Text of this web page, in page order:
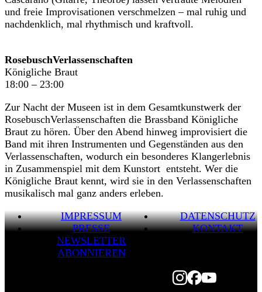
und freie Improvisationen verschmelzen – mal ruhig und
nachdenklich, mal rhythmisch und kraftvoll.
RosebuschVerlassenschaften
Königliche Braut
18:00 – 23:00
Zur Nacht der Museen ist in dem Gesamtkunstwerk der
RosebuschVerlassenschaften die Brassband Königliche
Braut zu hören. Über den Abend hinweg improvisiert die
Band mit ihren Instrumenten und Gegenständen aus den
Verlassenschaften, wodurch ein besonderes Klangerlebnis
in Zusammenspiel mit dem Kunstort entsteht. Wer die
Königliche Braut kennt, wird sie in den Verlassenschaften
musikalisch mal ganz anders erleben.
IMPRESSUM
DATENSCHUTZ
PRESSE
KONTAKT
NEWSLETTER
ABONNIEREN
Instagram
Facebook
Youtube